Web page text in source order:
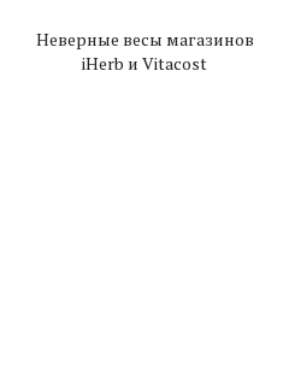
Неверные весы магазинов
iHerb и Vitacost